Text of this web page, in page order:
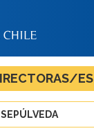
BIBLIOTECAS
UNIVERSIDAD
Estudiantes
ES